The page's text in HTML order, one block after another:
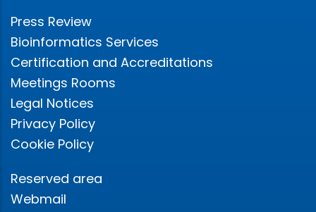
Press Review
Bioinformatics Services
Certification and Accreditations
Meetings Rooms
Legal Notices
Privacy Policy
Cookie Policy
Reserved area
Webmail